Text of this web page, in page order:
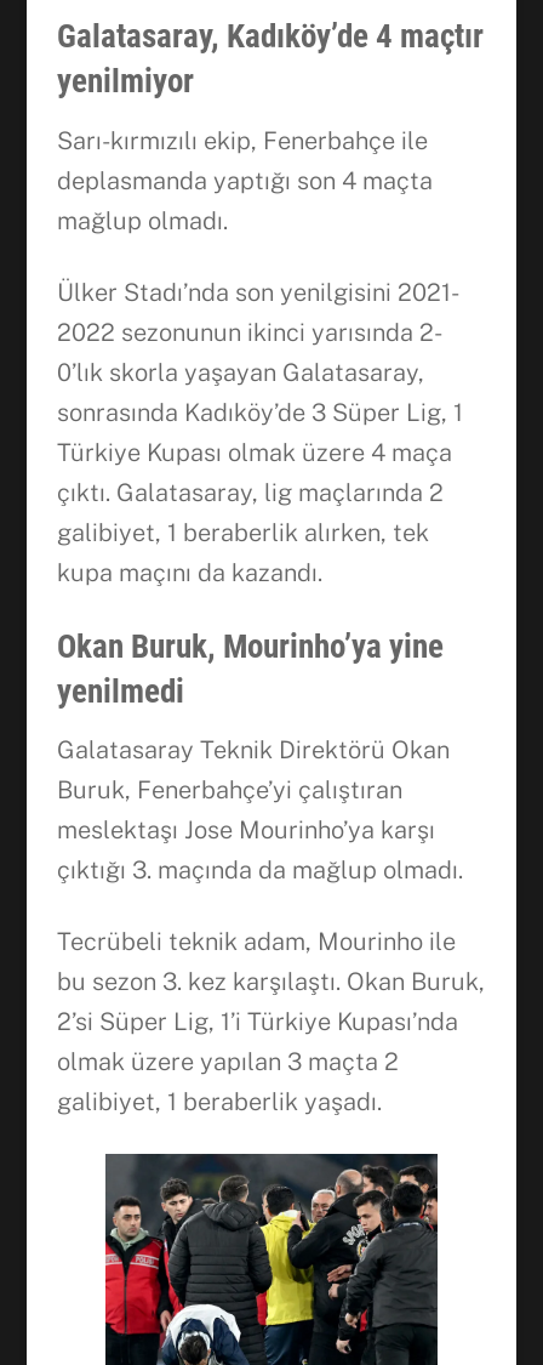
Galatasaray, Kadıköy’de 4 maçtır
yenilmiyor
Sarı-kırmızılı ekip, Fenerbahçe ile
deplasmanda yaptığı son 4 maçta
mağlup olmadı.
Ülker Stadı’nda son yenilgisini 2021-
2022 sezonunun ikinci yarısında 2-
0’lık skorla yaşayan Galatasaray,
sonrasında Kadıköy’de 3 Süper Lig, 1
Türkiye Kupası olmak üzere 4 maça
çıktı. Galatasaray, lig maçlarında 2
galibiyet, 1 beraberlik alırken, tek
kupa maçını da kazandı.
Okan Buruk, Mourinho’ya yine
yenilmedi
Galatasaray Teknik Direktörü Okan
Buruk, Fenerbahçe’yi çalıştıran
meslektaşı Jose Mourinho’ya karşı
çıktığı 3. maçında da mağlup olmadı.
Tecrübeli teknik adam, Mourinho ile
bu sezon 3. kez karşılaştı. Okan Buruk,
2’si Süper Lig, 1’i Türkiye Kupası’nda
olmak üzere yapılan 3 maçta 2
galibiyet, 1 beraberlik yaşadı.